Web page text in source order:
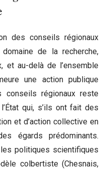
des conseils régionaux
de la recherche,
et au-delà de l’ensemble
une action publique
conseils régionaux reste
qui, s’ils ont fait des
et d’action collective en
égards prédominants.
politiques scientifiques
colbertiste (Chesnais,